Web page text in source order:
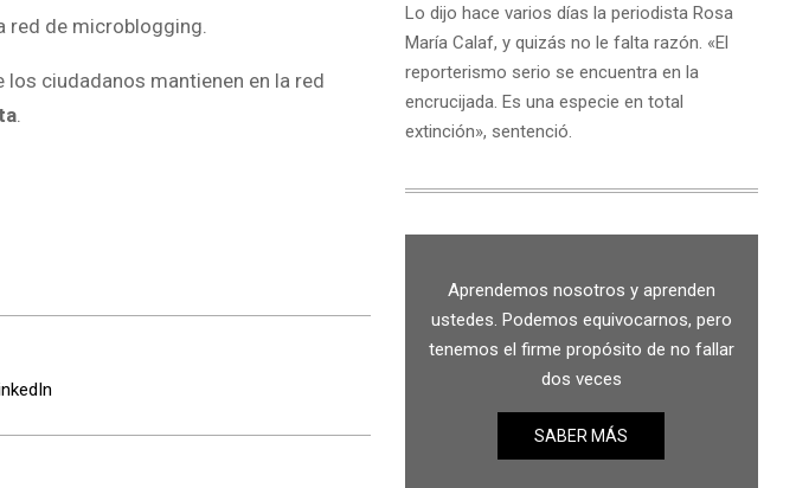
red de microblogging.
ciudadanos mantienen en la red
Lo dijo hace varios días la periodista Rosa
María Calaf, y quizás no le falta razón. «El
reporterismo serio se encuentra en la
encrucijada. Es una especie en total
extinción», sentenció.
Aprendemos nosotros y aprenden
ustedes. Podemos equivocarnos, pero
tenemos el firme propósito de no fallar
dos veces
SABER MÁS